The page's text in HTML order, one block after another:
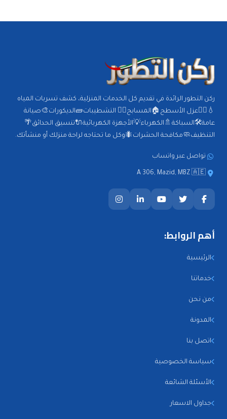
ركن التطور الرائدة في تقديم كل الخدمات المنزلية، كشف تسربات المياه
💧🕵️‍♂️عزل الأسطح🏠المسابح🏊‍♂️ التشطيبات🧱الديكورات🎨صيانة
عامة🛠️السباكة🚿الكهرباء💡الأجهزة الكهربائية🔌تنسيق الحدائق🌴
التنظيف🧼مكافحة الحشرات🐜وكل ما تحتاجه لراحة منزلك أو منشأتك.
تواصل عبر واتساب
A 306, Mazid, MBZ 🇦🇪
أهم الروابط:
الرئيسية
خدماتنا
من نحن
المدونة
اتصل بنا
سياسة الخصوصية
الأسئلة الشائعة
جداول الاسعار